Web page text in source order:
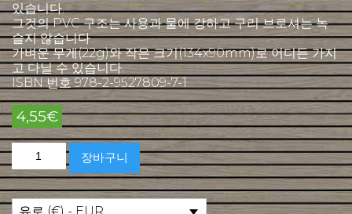
있습니다.
그것의 PVC 구조는 사용과 물에 강하고 구리 브로셔는 녹
슬지 않습니다.
가벼운 무게(22g)와 작은 크기(134x90mm)로 어디든 가지
고 다닐 수 있습니다.
ISBN 번호 978-2-9527809-7-1
4,55€
스
페
인
어
로
장바구니